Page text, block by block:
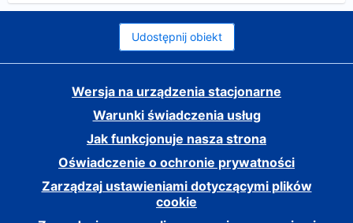
Udostępnij obiekt
Wersja na urządzenia stacjonarne
Warunki świadczenia usług
Jak funkcjonuje nasza strona
Oświadczenie o ochronie prywatności
Zarządzaj ustawieniami dotyczącymi plików
cookie